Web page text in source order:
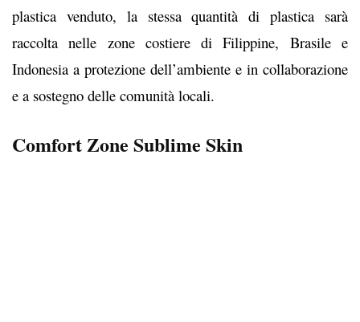
plastica venduto, la stessa quantità di plastica sarà
raccolta nelle zone costiere di Filippine, Brasile e
Indonesia a protezione dell’ambiente e in collaborazione
e a sostegno delle comunità locali.
Comfort Zone Sublime Skin